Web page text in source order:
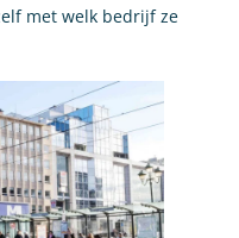
met welk bedrijf ze